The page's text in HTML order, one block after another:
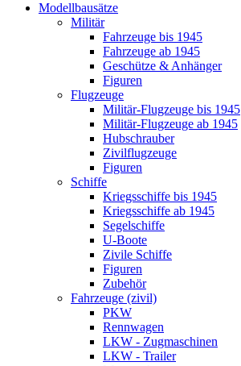
Modellbausätze
Militär
Fahrzeuge bis 1945
Fahrzeuge ab 1945
Geschütze & Anhänger
Figuren
Flugzeuge
Militär-Flugzeuge bis 1945
Militär-Flugzeuge ab 1945
Hubschrauber
Zivilflugzeuge
Figuren
Schiffe
Kriegsschiffe bis 1945
Kriegsschiffe ab 1945
Segelschiffe
U-Boote
Zivile Schiffe
Figuren
Zubehör
Fahrzeuge (zivil)
PKW
Rennwagen
LKW - Zugmaschinen
LKW - Trailer